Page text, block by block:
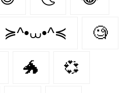
≽^•⩊•^≼ 🧐
🐲 💞